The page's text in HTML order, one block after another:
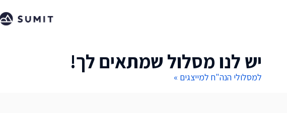
יש לנו מסלול שמתאים לך!
למסלולי הנה"ח למייצגים »